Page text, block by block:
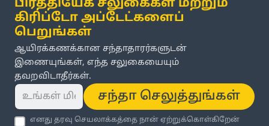
பிரத்தியேக சலுகைகள் மற்றும்
கிரிப்டோ அப்டேட்களைப்
பெறுங்கள்
ஆயிரக்கணக்கான சந்தாதாரர்களுடன்
இணையுங்கள், எந்த சலுகையையும்
தவறவிடாதீர்கள்.
சந்தா செலுத்துங்கள்
எனது தரவு செயலாக்கத்தை நான் ஏற்றுக்கொள்கிறேன்